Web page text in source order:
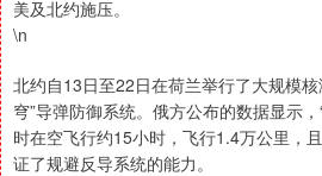
美及北约施压。
\n
北约自13日至22日在荷兰举行了大规模
穹”导弹防御系统。俄方公布的数据显示
时在空飞行约15小时，飞行1.4万公里，
证了规避反导系统的能力。